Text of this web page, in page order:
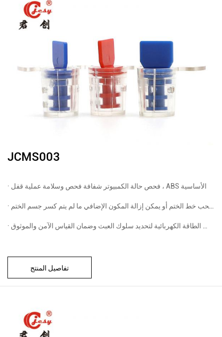
JCMS003
· فحص حالة الكمبيوتر شفافة فحص وسلامة عملية قفل ، ABS الأساسية
تفاصيل المنتج